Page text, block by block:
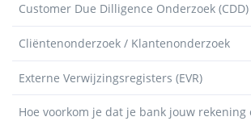
Customer Due Dilligence Onderzoek (CDD)
Cliëntenonderzoek / Klantenonderzoek
Externe Verwijzingsregisters (EVR)
Hoe voorkom je dat je bank jouw rekening